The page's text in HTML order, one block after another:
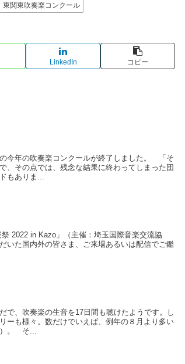
東関東吹奏楽コンクール
LinkedIn コピー
今年の吹奏楽コンクールが終了しました。 「そ
、その点では、残念な結果に終わってしまった団
もありま...
2022 in Kazo」（主催：埼玉国際音楽交流協
た国内外の皆さま、ご来場あるいは配信でご鑑
、吹奏楽の生音を17日間も聴けたようです。し
ーも様々。数だけでいえば、例年の８月より多い
。 そ...